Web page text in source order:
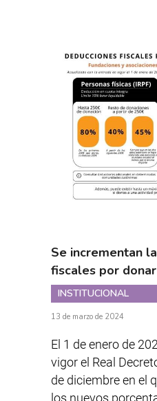
Se incrementan
fiscales por
INSTITUCIONAL
13 de marzo de 2024
El 1 de enero de
vigor el Real
de diciembre en el